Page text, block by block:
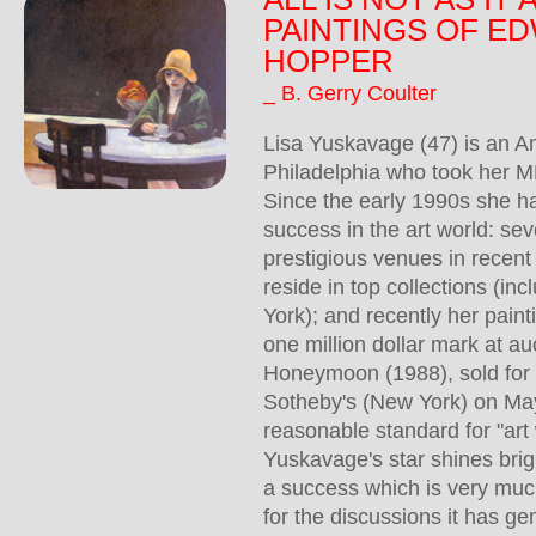
PAINTINGS OF
HOPPER
_ B. Gerry Coulter
Lisa Yuskavage (47) is an
Philadelphia who took her
Since the early 1990s she
success in the art world:
prestigious venues in
reside in top collections
York); and recently her
one million dollar mark at
Honeymoon (1988), sold
Sotheby's (New York) on
reasonable standard for
Yuskavage's star shines
a success which is very
for the discussions it has